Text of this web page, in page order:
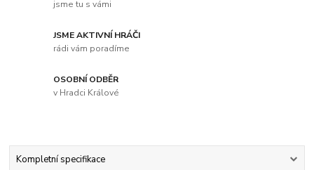
jsme tu s vámi
JSME AKTIVNÍ HRÁČI
rádi vám poradíme
OSOBNÍ ODBĚR
v Hradci Králové
Kompletní specifikace